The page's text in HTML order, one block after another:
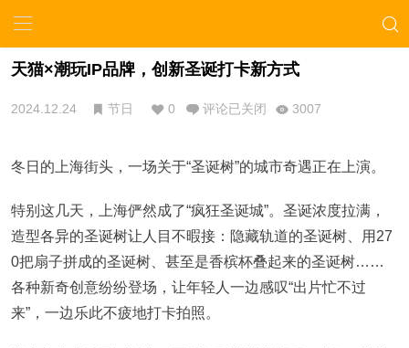
天猫×潮玩IP品牌，创新圣诞打卡新方式
2024.12.24 节日 0 评论已关闭 3007
冬日的上海街头，一场关于“圣诞树”的城市奇遇正在上演。
特别这几天，上海俨然成了“疯狂圣诞城”。圣诞浓度拉满，
造型各异的圣诞树让人目不暇接：隐藏轨道的圣诞树、用27
0把扇子拼成的圣诞树、甚至是香槟杯叠起来的圣诞树……
各种新奇创意纷纷登场，让年轻人一边感叹“出片忙不过
来”，一边乐此不疲地打卡拍照。